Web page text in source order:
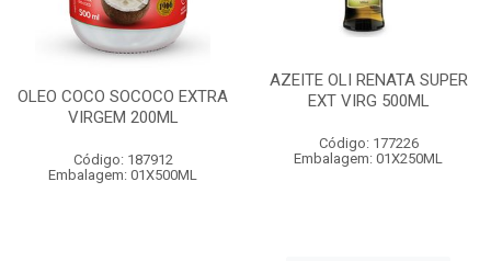
OLEO COCO SOCOCO EXTRA
VIRGEM 200ML
Código: 187912
Embalagem: 01X500ML
AZEITE OLI RENATA SUPER
EXT VIRG 500ML
Código: 177226
Embalagem: 01X250ML